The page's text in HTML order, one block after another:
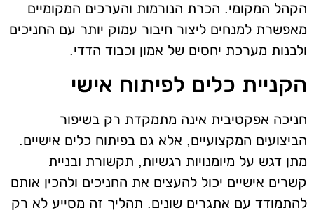
הקהל המקומי. הכרת הנורמות והערכים המקומיים
מאפשרת למנחים ליצור חיבור עמוק יותר עם החניכים
ולבנות מערכת יחסים של אמון וכבוד הדדי.
הקניית כלים לפיתוח אישי
חניכה אפקטיבית אינה מתמקדת רק בשיפור
הביצועים המקצועיים, אלא גם בפיתוח כלים אישיים.
מתן דגש על מיומנויות רגשיות, תקשורת ובניית
קשרים אישיים יכול להעצים את החניכים ולהכין אותם
להתמודד עם אתגרים שונים. תהליך זה מסייע לא רק